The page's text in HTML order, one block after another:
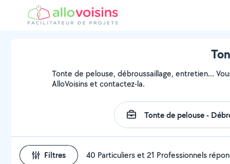
Tonte de pelouse, débroussaillage, entretien...
AlloVoisins et contactez-la.
Filtres 40 Particuliers et 21 Professionnels